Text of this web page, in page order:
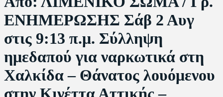
ΕΝΗΜΕΡΩΣΗΣ Σάβ 2 Αυγ
στις 9:13 π.μ. Σύλληψη
ημεδαπού για ναρκωτικά στη
Χαλκίδα – Θάνατος λουόμενου